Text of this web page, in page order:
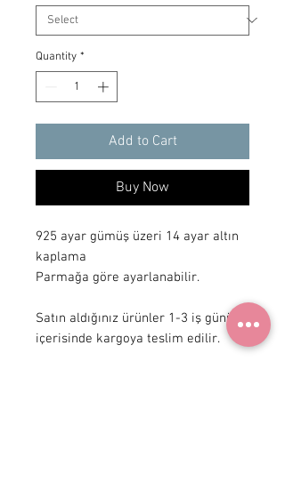
Quantity *
Add to Cart
Buy Now
925 ayar gümüş üzeri 14 ayar altın
kaplama
Parmağa göre ayarlanabilir.
Satın aldığınız ürünler 1-3 iş günü
içerisinde kargoya teslim edilir.